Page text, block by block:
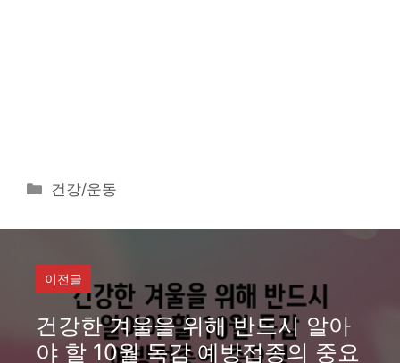
카
고
건강/운동
이전글
건강한 겨울을 위해 반드시 알아
야 할 10월 독감 예방접종의 중요